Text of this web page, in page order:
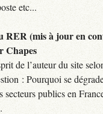
etc...
RER (mis à jour en
Chapes
de l’auteur du site
: Pourquoi se
secteurs publics en